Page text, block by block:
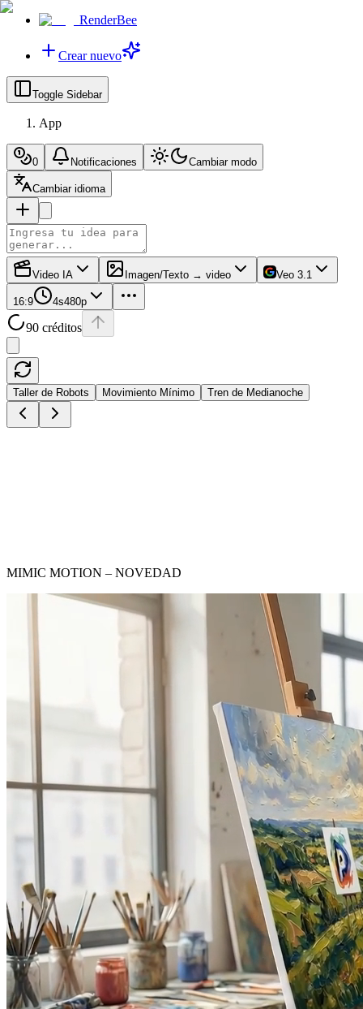
RenderBee
Crear nuevo
Toggle Sidebar
App
0 Notificaciones Cambiar modo
Cambiar idioma
Video IA Imagen/Texto → video Veo 3.1
16:9 4s480p
90 créditos
Taller de Robots Movimiento Mínimo Tren de Medianoche
MIMIC MOTION – NOVEDAD